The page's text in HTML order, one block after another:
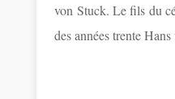
von Stuck. Le fils du
des années trente